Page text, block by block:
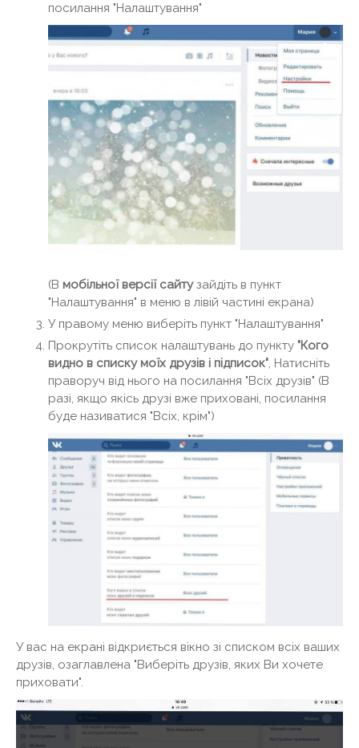
посилання "Налаштування"
(В мобільної версії сайтузайдіть в пункт
"Налаштування" в меню в лівій частині екрана)
У правому меню виберіть пункт "Налаштування"
Прокрутіть список налаштувань до пункту "Кого
видно в списку моїх друзів і підписок", Натисніть
праворуч від нього на посилання "Всіх друзів" (В
разі, якщо якісь друзі вже приховані, посилання
буде називатися "Всіх, крім")
У вас на екрані відкриється вікно зі списком всіх ваших
друзів, озаглавлена ​​"Виберіть друзів, яких Ви хочете
приховати".